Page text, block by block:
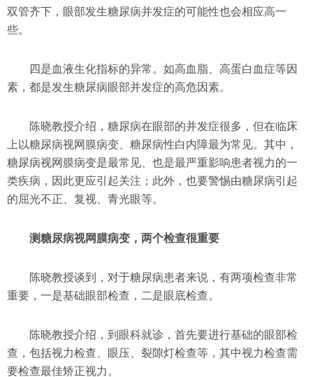
双管齐下，眼部发生糖尿病并发症的可能性也会相应高一
些。
四是血液生化指标的异常。如高血脂、高蛋白血症等因
素，都是发生糖尿病眼部并发症的高危因素。
陈晓教授介绍，糖尿病在眼部的并发症很多，但在临床
上以糖尿病视网膜病变、糖尿病性白内障最为常见。其中，
糖尿病视网膜病变是最常见、也是最严重影响患者视力的一
类疾病，因此更应引起关注；此外，也要警惕由糖尿病引起
的屈光不正、复视、青光眼等。
测糖尿病视网膜病变，两个检查很重要
陈晓教授谈到，对于糖尿病患者来说，有两项检查非常
重要，一是基础眼部检查，二是眼底检查。
陈晓教授介绍，到眼科就诊，首先要进行基础的眼部检
查，包括视力检查、眼压、裂隙灯检查等，其中视力检查需
要检查最佳矫正视力。